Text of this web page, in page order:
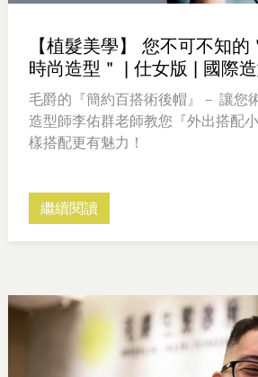
【植髮美學】 您不可不知
時尚造型＂ | 仕女版 | 國際
師
毛爵的『簡約百搭術後帽』－ 讓您
造型師李佑群老師教您『外出搭配
樣搭配更有魅力！
繼續閱讀